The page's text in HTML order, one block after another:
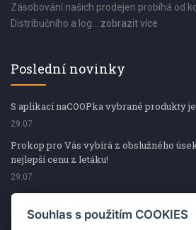
Zásobování našich prodejen probíhá od
Distribučního a log... zobrazit více
Poslední novinky
S aplikací naCOOPka vybrané produkty
29.07
Prokop pro Vás vybírá z obslužného
nejlepší cenu z letáku!
29.07
Prokop pro Vás vybírá z obslužného
nejlepší cenu z letáku!
Souhlas s použitím COOKIES